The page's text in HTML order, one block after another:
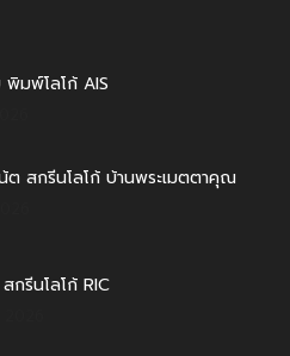
มพ์โลโก้ AIS
ต สกรีนโลโก้ บ้านพระเมตตาคุณ
กรีนโลโก้ RIC